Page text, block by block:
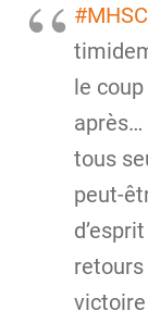
le
après…
tous
peut-
retours
victoire